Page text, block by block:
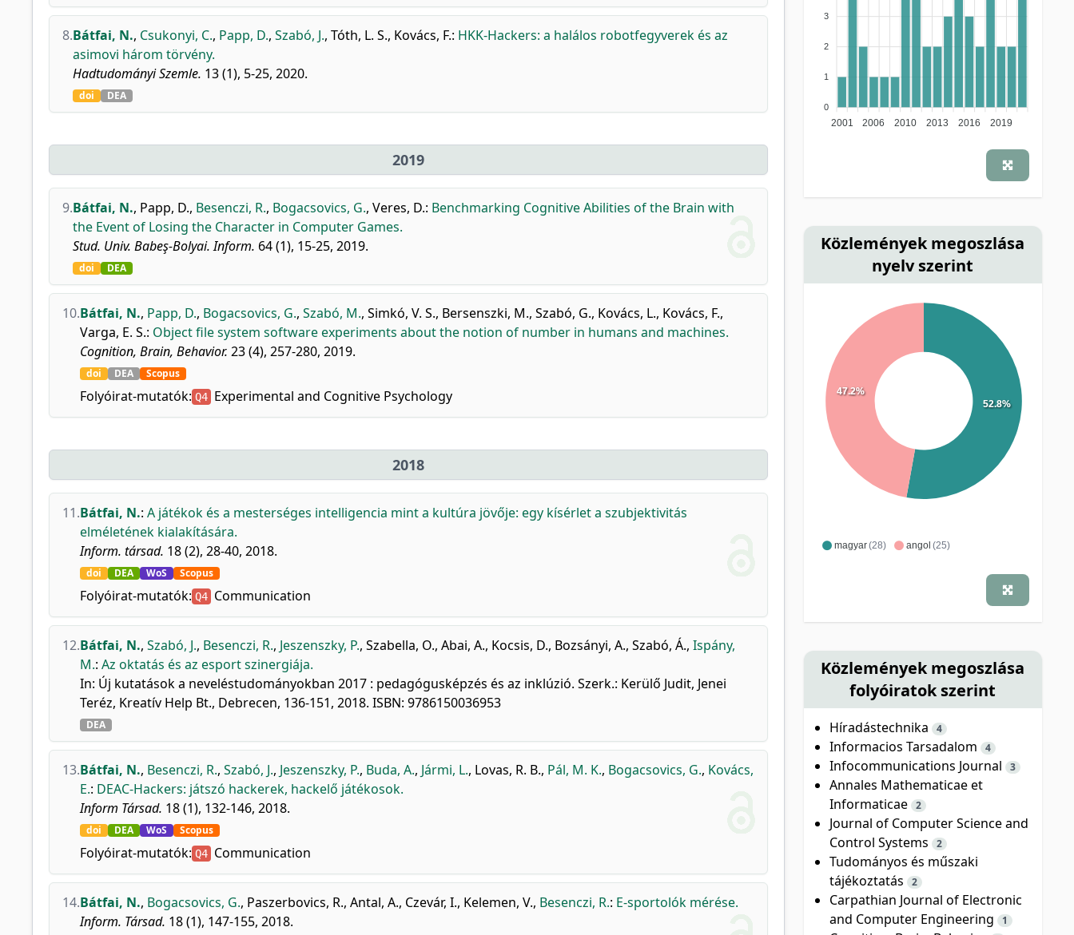
8.Bátfai, N., Csukonyi, C., Papp, D., Szabó, J., Tóth, L. S., Kovács, F.: HKK-Hackers: a halálos robotfegyverek és az
asimovi három törvény.
Hadtudományi Szemle. 13 (1), 5-25, 2020.
doi DEA
2019
9.Bátfai, N., Papp, D., Besenczi, R., Bogacsovics, G., Veres, D.: Benchmarking Cognitive Abilities of the Brain with
the Event of Losing the Character in Computer Games.
Stud. Univ. Babeş-Bolyai. Inform. 64 (1), 15-25, 2019.
doi DEA
10.Bátfai, N., Papp, D., Bogacsovics, G., Szabó, M., Simkó, V. S., Bersenszki, M., Szabó, G., Kovács, L., Kovács, F.,
Varga, E. S.: Object file system software experiments about the notion of number in humans and machines.
Cognition, Brain, Behavior. 23 (4), 257-280, 2019.
doi DEA Scopus
Folyóirat-mutatók: Q4 Experimental and Cognitive Psychology
2018
11.Bátfai, N.: A játékok és a mesterséges intelligencia mint a kultúra jövője: egy kísérlet a szubjektivitás
elméletének kialakítására.
Inform. társad. 18 (2), 28-40, 2018.
doi DEA WoS Scopus
Folyóirat-mutatók: Q4 Communication
12.Bátfai, N., Szabó, J., Besenczi, R., Jeszenszky, P., Szabella, O., Abai, A., Kocsis, D., Bozsányi, A., Szabó, Á., Ispány,
M.: Az oktatás és az esport szinergiája.
In: Új kutatások a neveléstudományokban 2017 : pedagógusképzés és az inklúzió. Szerk.: Kerülő Judit, Jenei
Teréz, Kreatív Help Bt., Debrecen, 136-151, 2018. ISBN: 9786150036953
DEA
13.Bátfai, N., Besenczi, R., Szabó, J., Jeszenszky, P., Buda, A., Jármi, L., Lovas, R. B., Pál, M. K., Bogacsovics, G., Kovács,
E.: DEAC-Hackers: játszó hackerek, hackelő játékosok.
Inform Társad. 18 (1), 132-146, 2018.
doi DEA WoS Scopus
Folyóirat-mutatók: Q4 Communication
14.Bátfai, N., Bogacsovics, G., Paszerbovics, R., Antal, A., Czevár, I., Kelemen, V., Besenczi, R.: E-sportolók mérése.
Inform. Társad. 18 (1), 147-155, 2018.
3
2
1
0
2001 2006 2010 2013 2016 2019
Közlemények megoszlása
nyelv szerint
magyar(28) angol (25)
52.8%
47.2%
Közlemények megoszlása
folyóiratok szerint
Híradástechnika 4
Informacios Tarsadalom 4
Infocommunications Journal 3
Annales Mathematicae et
Informaticae 2
Journal of Computer Science and
Control Systems
2
Tudományos és műszaki
tájékoztatás
2
Carpathian Journal of Electronic
and Computer Engineering
1